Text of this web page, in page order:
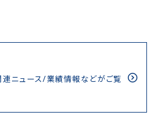
ニュース/業績情報などがご覧